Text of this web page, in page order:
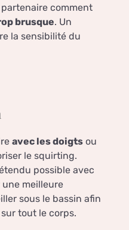
comment
brusque. Un
la sensibilité du
avec les doigts ou
le squirting.
possible avec
une meilleure
sous le bassin afin
tout le corps.